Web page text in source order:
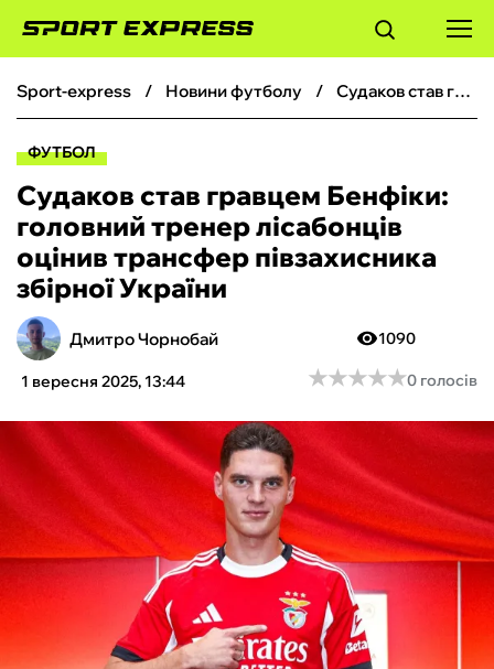
ФУТБОЛ
БОКС
ХОКЕЙ
ТЕНІС
КІБЕРСПОРТ
ЧС-2026
ФУТЗАЛ
ІНШІ
БУКМЕКЕРИ
sport-express новини футболу Судаков став гравцем Бенфіки: головний тренер лісабонців оцінив трансфер півзахисника збірної України
ФУТБОЛ
Судаков став гравцем Бенфіки:
головний тренер лісабонців
оцінив трансфер півзахисника
збірної України
Дмитро Чорнобай
1 вересня 2025, 13:44
1090
★★★★★
★★★★★0 голосів